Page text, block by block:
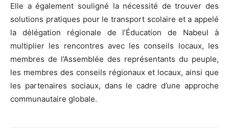
Elle a également souligné la nécessité de trouver des
solutions pratiques pour le transport scolaire et a appelé
la délégation régionale de l’Éducation de Nabeul à
multiplier les rencontres avec les conseils locaux, les
membres de l’Assemblée des représentants du peuple,
les membres des conseils régionaux et locaux, ainsi que
les partenaires sociaux, dans le cadre d’une approche
communautaire globale.